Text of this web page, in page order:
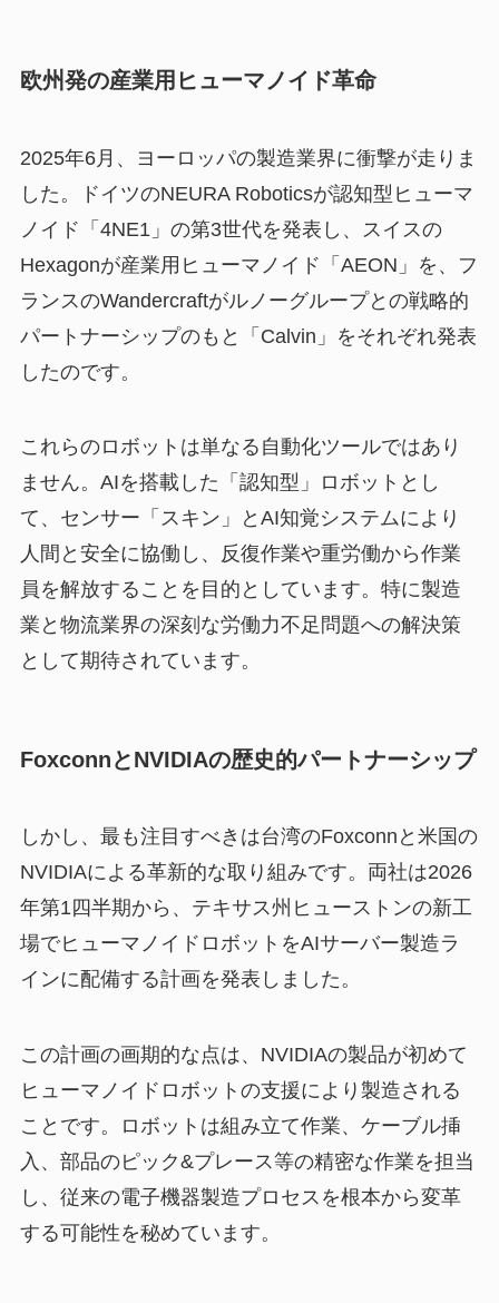
欧州発の産業用ヒューマノイド革命
2025年6月、ヨーロッパの製造業界に衝撃が走りま
した。ドイツのNEURA Roboticsが認知型ヒューマ
ノイド「4NE1」の第3世代を発表し、スイスの
Hexagonが産業用ヒューマノイド「AEON」を、フ
ランスのWandercraftがルノーグループとの戦略的
パートナーシップのもと「Calvin」をそれぞれ発表
したのです。
これらのロボットは単なる自動化ツールではあり
ません。AIを搭載した「認知型」ロボットとし
て、センサー「スキン」とAI知覚システムにより
人間と安全に協働し、反復作業や重労働から作業
員を解放することを目的としています。特に製造
業と物流業界の深刻な労働力不足問題への解決策
として期待されています。
FoxconnとNVIDIAの歴史的パートナーシップ
しかし、最も注目すべきは台湾のFoxconnと米国の
NVIDIAによる革新的な取り組みです。両社は2026
年第1四半期から、テキサス州ヒューストンの新工
場でヒューマノイドロボットをAIサーバー製造ラ
インに配備する計画を発表しました。
この計画の画期的な点は、NVIDIAの製品が初めて
ヒューマノイドロボットの支援により製造される
ことです。ロボットは組み立て作業、ケーブル挿
入、部品のピック&プレース等の精密な作業を担当
し、従来の電子機器製造プロセスを根本から変革
する可能性を秘めています。